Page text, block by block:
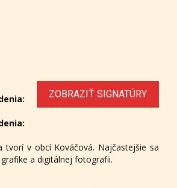
ZOBRAZIŤ SIGNATÚRY
tvorí v obcí Kováčová. Najčastejšie sa
a digitálnej fotografii.